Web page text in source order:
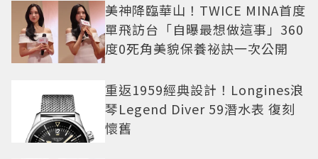
美神降臨華山！TWICE MINA首度
單飛訪台「自曝最想做這事」360
度0死角美貌保養祕訣一次公開
重返1959經典設計！Longines浪
琴Legend Diver 59潛水表 復刻
懷舊